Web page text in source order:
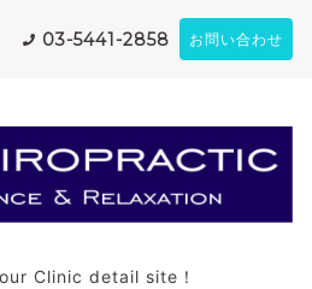
03-5441-2858 お問い合わせ
Clinic detail site！